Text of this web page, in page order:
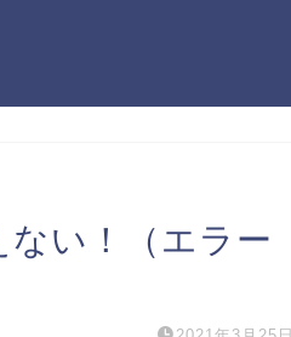
い！（エラー